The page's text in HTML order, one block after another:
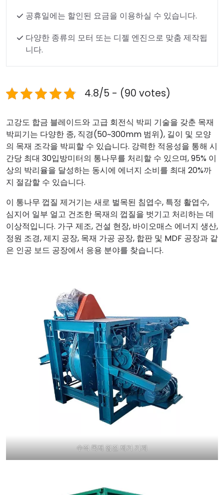
공휴일에는 할인된 요금을 이용하실 수 있습니다.
다양한 종류의 모터 또는 디젤 엔진으로 맞춤 제작됩
니다.
4.8/5 - (90 votes)
고강도 합금 블레이드와 고급 회전식 박피 기술을 갖춘 목재
박피기는 다양한 종, 직경(50~300mm 범위), 길이 및 모양
의 목재 조각을 박피할 수 있습니다. 강력한 적응성을 통해 시
간당 최대 30입방미터의 통나무를 처리할 수 있으며, 95% 이
상의 박리율을 달성하는 동시에 에너지 소비를 최대 20%까
지 절감할 수 있습니다.
이 통나무 껍질 제거기는 새로 벌목된 침엽수, 특정 활엽수,
심지어 일부 얼고 건조한 목재의 껍질을 벗기고 처리하는 데
이상적입니다. 가구 제조, 건설 현장, 바이오매스 에너지 생산,
정원 조경, 제지 공장, 목재 가공 공장, 합판 및 MDF 공장과 같
은 인공 보드 공장에서 응용 분야를 찾습니다.
수직 목재 껍질 제거 기계